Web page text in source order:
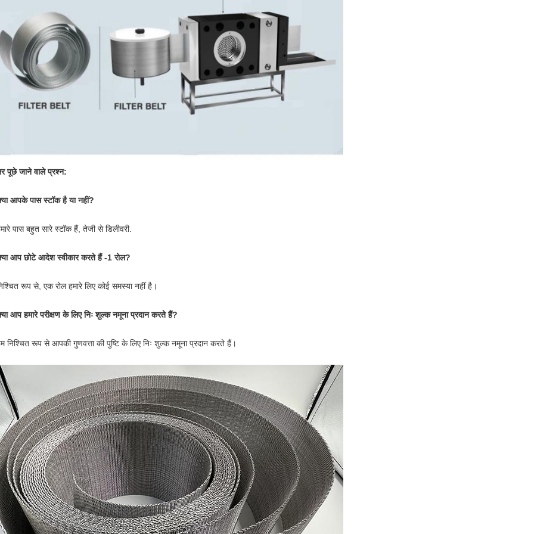
पूछे जाने वाले प्रश्न:
आपके पास स्टॉक है या नहीं?
पास बहुत सारे स्टॉक हैं, तेजी से डिलीवरी.
आप छोटे आदेश स्वीकार करते हैं -1 रोल?
रूप से, एक रोल हमारे लिए कोई समस्या नहीं है।
आप हमारे परीक्षण के लिए निः शुल्क नमूना प्रदान करते हैं?
निश्चित रूप से आपकी गुणवत्ता की पुष्टि के लिए निः शुल्क नमूना प्रदान करते हैं।